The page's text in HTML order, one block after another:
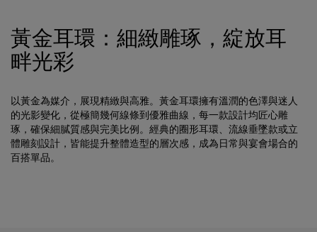
黃金耳環：細緻雕琢，綻放耳
畔光彩
以黃金為媒介，展現精緻與高雅。黃金耳環擁有溫潤的色澤與迷人
的光影變化，從極簡幾何線條到優雅曲線，每一款設計均匠心雕
琢，確保細膩質感與完美比例。經典的圈形耳環、流線垂墜款或立
體雕刻設計，皆能提升整體造型的層次感，成為日常與宴會場合的
百搭單品。